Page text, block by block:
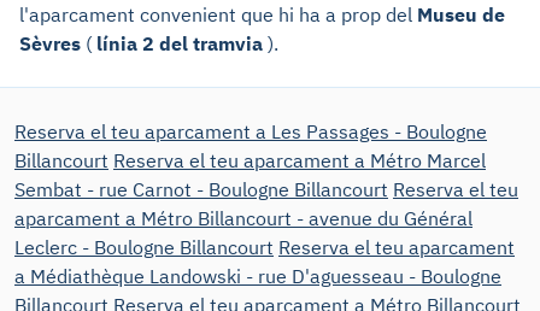
l'aparcament convenient que hi ha a prop del Museu de
Sèvres ( línia 2 del tramvia ).
Reserva el teu aparcament a Les Passages - Boulogne
Billancourt Reserva el teu aparcament a Métro Marcel
Sembat - rue Carnot - Boulogne Billancourt Reserva el teu
aparcament a Métro Billancourt - avenue du Général
Leclerc - Boulogne Billancourt Reserva el teu aparcament
a Médiathèque Landowski - rue D'aguesseau - Boulogne
Billancourt Reserva el teu aparcament a Métro Billancourt